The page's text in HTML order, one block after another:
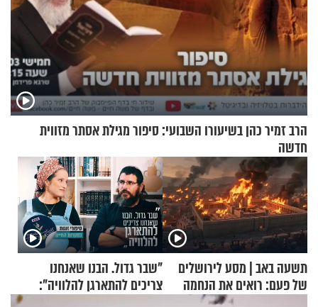
הרב זמיר כהן בשיעורו השבועי: סיפור מגילת אסתר מזווית
חדשה
תשעה באב | מסע לירושלים
של פעם: רואים את הנחמה
"שבר גדול. הבנו שאנחנו
צריכים להתארגן להלוויה":